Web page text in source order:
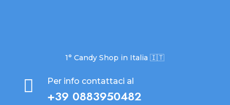
1° Candy Shop in Italia 🇮🇹
 Per info contattaci al
+39 0883950482